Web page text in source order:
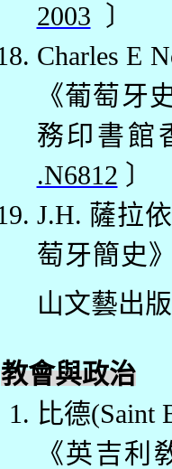
2003
〕
Charles E
《葡萄牙
務印書館
.N6812 〕
J.H. 薩拉
萄牙簡史》
山文藝出版
教會與政治
比德(Saint
《英吉利